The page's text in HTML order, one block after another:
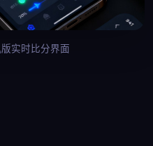
实时比分界面